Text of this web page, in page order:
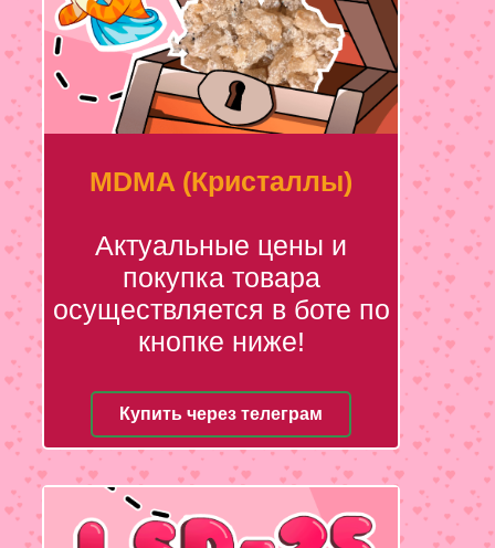
MDMA (Кристаллы)
Актуальные цены и
покупка товара
осуществляется в боте по
кнопке ниже!
Купить через телеграм